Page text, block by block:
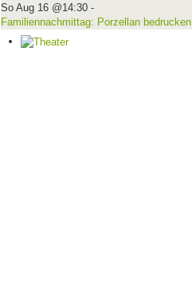
So Aug 16 @14:30-
Familiennachmittag: Porzellan bedrucken